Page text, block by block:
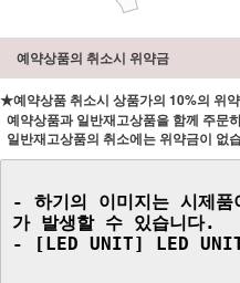
예약상품의 취소시 위약금
★예약상품 취소시 상품가의 10%의 위
예약상품과 일반재고상품을 함께 주문
일반재고상품의 취소에는 위약금이 없
- 하기의 이미지는 시제
가 발생할 수 있습니다.
- [LED UNIT] LED